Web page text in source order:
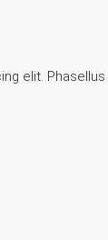
elit. Phasellus